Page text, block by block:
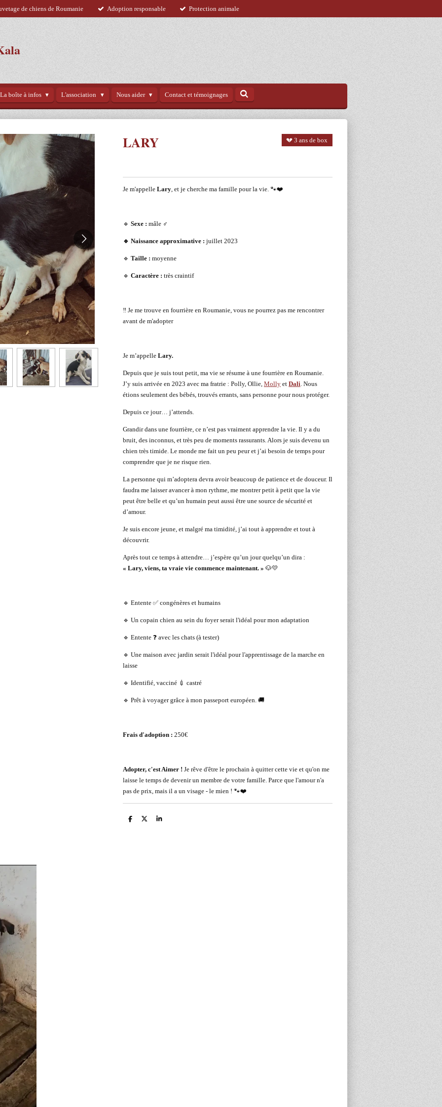
de chiens de Roumanie Adoption responsable Protection animale
La boîte à infos L'association Nous aider Contact et témoignages
LARY 💔 3 ans de box
Je m'appelle Lary, et je cherche ma famille pour la vie. 🐾❤️
🔹 Sexe : mâle ♂️
🔹 Naissance approximative : juillet 2023
🔹 Taille : moyenne
🔹 Caractère : très craintif
‼️ Je me trouve en fourrière en Roumanie, vous ne pourrez pas me rencontrer
avant de m'adopter
Je m’appelle Lary.
Depuis que je suis tout petit, ma vie se résume à une fourrière en Roumanie.
J’y suis arrivée en 2023 avec ma fratrie : Polly, Ollie, Molly et Dali. Nous
étions seulement des bébés, trouvés errants, sans personne pour nous protéger.
Depuis ce jour… j’attends.
Grandir dans une fourrière, ce n’est pas vraiment apprendre la vie. Il y a du
bruit, des inconnus, et très peu de moments rassurants. Alors je suis devenu un
chien très timide. Le monde me fait un peu peur et j’ai besoin de temps pour
comprendre que je ne risque rien.
La personne qui m’adoptera devra avoir beaucoup de patience et de douceur. Il
faudra me laisser avancer à mon rythme, me montrer petit à petit que la vie
peut être belle et qu’un humain peut aussi être une source de sécurité et
d’amour.
Je suis encore jeune, et malgré ma timidité, j’ai tout à apprendre et tout à
découvrir.
Après tout ce temps à attendre… j’espère qu’un jour quelqu’un dira :
« Lary, viens, ta vraie vie commence maintenant. » 🐶💛
🔹 Entente ✅ congénères et humains
🔹 Un copain chien au sein du foyer serait l'idéal pour mon adaptation
🔹 Entente ❓ avec les chats (à tester)
🔹 Une maison avec jardin serait l'idéal pour l'apprentissage de la marche en
laisse
🔹 Identifié, vacciné 💉 castré
🔹 Prêt à voyager grâce à mon passeport européen. 🚚
Frais d'adoption : 250€
Adopter, c'est Aimer ! Je rêve d'être le prochain à quitter cette vie et qu'on me
laisse le temps de devenir un membre de votre famille. Parce que l'amour n'a
pas de prix, mais il a un visage - le mien ! 🐾❤️
P
P
P